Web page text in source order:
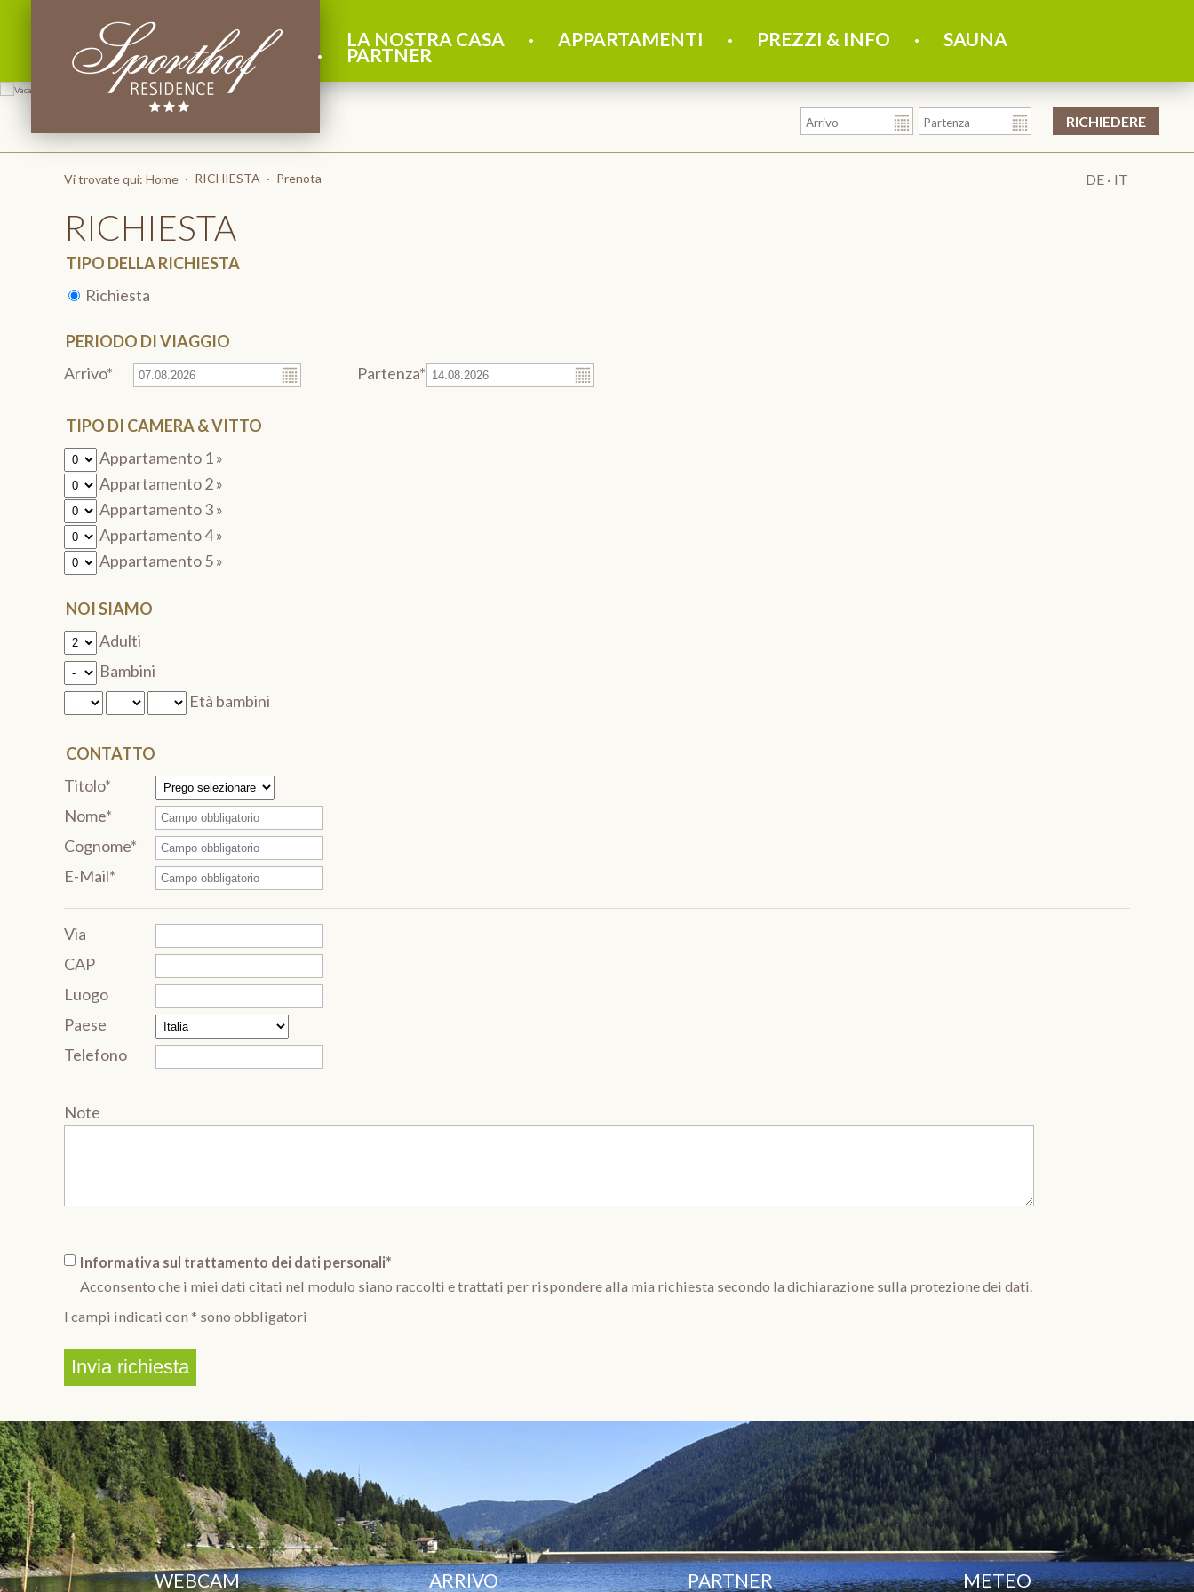
LA NOSTRA CASA APPARTAMENTI PREZZI & INFO SAUNA
PARTNER
Vi trovate qui: Home RICHIESTA Prenota DE IT
RICHIESTA
TIPO DELLA RICHIESTA
Richiesta
PERIODO DI VIAGGIO
Arrivo*
Partenza*
TIPO DI CAMERA & VITTO
Appartamento 1 »
Appartamento 2 »
Appartamento 3 »
Appartamento 4 »
Appartamento 5 »
NOI SIAMO
Adulti
Bambini
Età bambini
CONTATTO
Titolo*
Nome*
Cognome*
E-Mail*
Via
CAP
Luogo
Paese
Telefono
Note
Informativa sul trattamento dei dati personali*
Acconsento che i miei dati citati nel modulo siano raccolti e trattati per rispondere alla mia richiesta secondo la dichiarazione sulla protezione dei dati.
I campi indicati con * sono obbligatori
WEBCAM ARRIVO PARTNER METEO